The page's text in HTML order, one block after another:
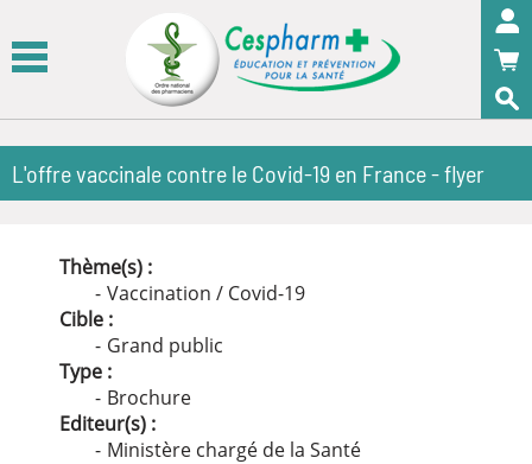
L'offre vaccinale contre le Covid-19 en France - flyer
Thème(s) :
Vaccination / Covid-19
Cible :
Grand public
Type :
Brochure
Editeur(s) :
Ministère chargé de la Santé